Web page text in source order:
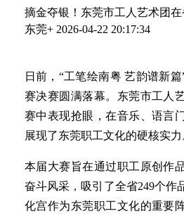
摘金夺银！东莞市工人艺术团
东莞+ 2026-04-22 20:17:34
日前，“工笔绘南粤 艺韵谱新
赛决赛圆满落幕。东莞市工人
赛中表现抢眼，在音乐、语言
展现了东莞职工文化的硬核实力
本届大赛旨在通过职工原创作
奋斗风采，吸引了全省249个作
化宫作为东莞职工文化的重要